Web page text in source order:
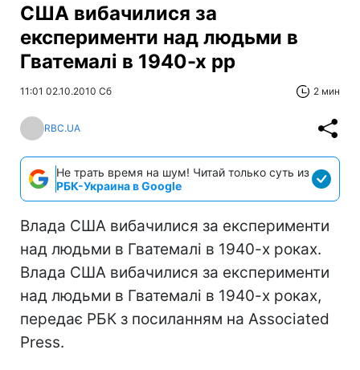
США вибачилися за
експерименти над людьми в
Гватемалі в 1940-х рр
11:01 02.10.2010 Сб 2 мин
RBC.UA
Не трать время на шум! Читай только суть из
РБК-Украина в Google
Влада США вибачилися за експерименти
над людьми в Гватемалі в 1940-х роках.
Влада США вибачилися за експерименти
над людьми в Гватемалі в 1940-х роках,
передає РБК з посиланням на Associated
Press.